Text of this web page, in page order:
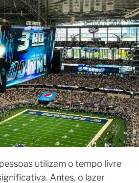
utilizam o tempo livre
Antes, o lazer